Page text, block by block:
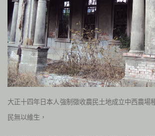
大正十四年日本人強制徵收農民土地成立中西農場
民無以維生，